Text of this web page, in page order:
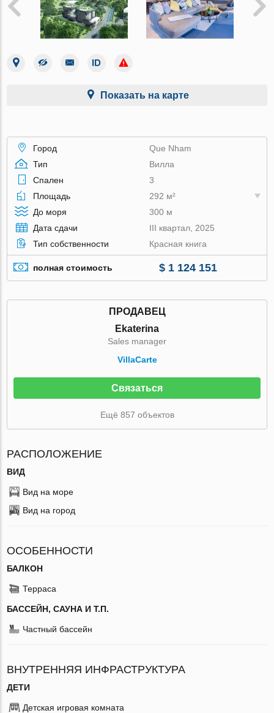
Показать на карте
Город
Que Nham
Тип
Вилла
Спален
3
Площадь
292 м²
До моря
300 м
Дата сдачи
III квартал, 2025
Тип собственности
Красная книга
полная стоимость $ 1 124 151
ПРОДАВЕЦ
Ekaterina
Sales manager
VillaСarte
Связаться
Ещё 857 объектов
РАСПОЛОЖЕНИЕ
ВИД
Вид на море
Вид на город
ОСОБЕННОСТИ
БАЛКОН
Терраса
БАССЕЙН, САУНА И Т.П.
Частный бассейн
ВНУТРЕННЯЯ ИНФРАСТРУКТУРА
ДЕТИ
Детская игровая комната